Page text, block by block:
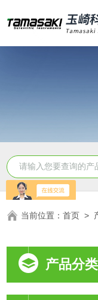
当前位置：首页 >
产品分类